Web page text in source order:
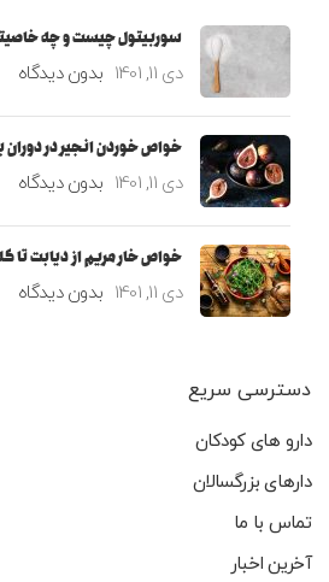
سوربیتول چیست و چه
دی 11, 1401 بدون دیدگاه
خواص خوردن انجیر در دوران
دی 11, 1401 بدون دیدگاه
خواص خار مریم از دیابت تا
دی 11, 1401 بدون دیدگاه
دسترسی سریع
دارو های کودکان
دارهای بزرگسالان
تماس با ما
آخرین اخبار